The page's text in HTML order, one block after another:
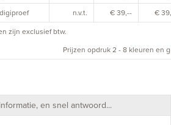
n.v.t. € 39,-- €
zijn exclusief btw.
Prijzen opdruk 2 - 8 kleuren en
en snel antwoord...